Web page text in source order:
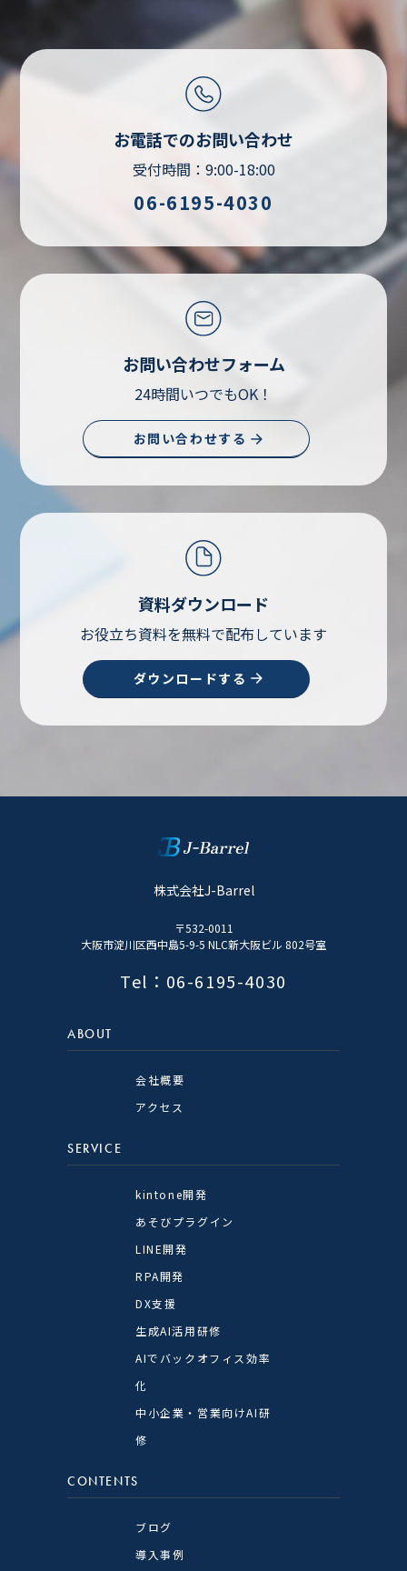
お電話でのお問い合わせ
受付時間：9:00-18:00
06-6195-4030
お問い合わせフォーム
24時間いつでもOK！
お問い合わせする
資料ダウンロード
お役立ち資料を無料で配布しています
ダウンロードする
株式会社J-Barrel
〒532-0011
大阪市淀川区西中島5-9-5 NLC新大阪ビル 802号室
Tel：06-6195-4030
ABOUT
会社概要
アクセス
SERVICE
kintone開発
あそびプラグイン
LINE開発
RPA開発
DX支援
生成AI活用研修
AIでバックオフィス効率
化
中小企業・営業向けAI研
修
CONTENTS
ブログ
導入事例